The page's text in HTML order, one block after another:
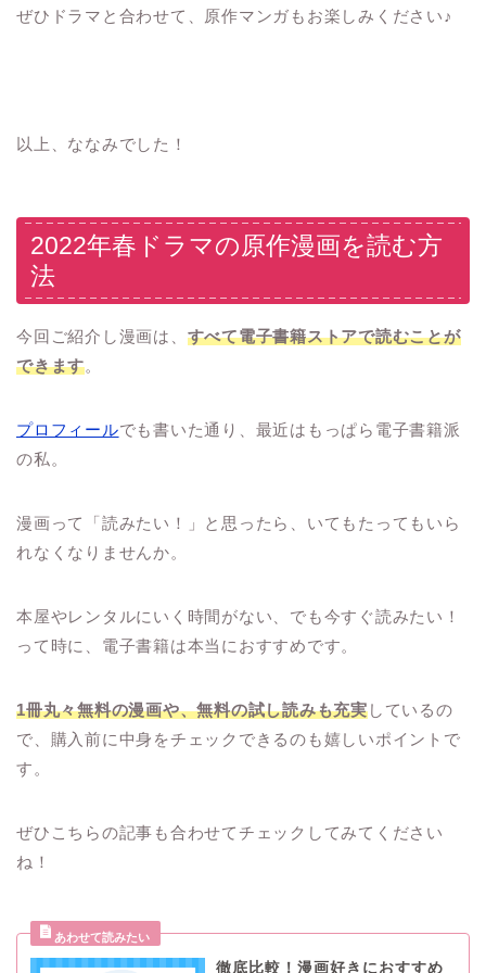
ぜひドラマと合わせて、原作マンガもお楽しみください♪
以上、ななみでした！
2022年春ドラマの原作漫画を読む方
法
今回ご紹介し漫画は、 すべて電子書籍ストアで読むことが
できます。
プロフィールでも書いた通り、最近はもっぱら電子書籍派
の私。
漫画って「読みたい！」と思ったら、いてもたってもいら
れなくなりませんか。
本屋やレンタルにいく時間がない、でも今すぐ読みたい！
って時に、電子書籍は本当におすすめです。
1冊丸々無料の漫画や、無料の試し読みも充実しているの
で、購入前に中身をチェックできるのも嬉しいポイントで
す。
ぜひこちらの記事も合わせてチェックしてみてください
ね！
徹底比較！漫画好きにおすすめ